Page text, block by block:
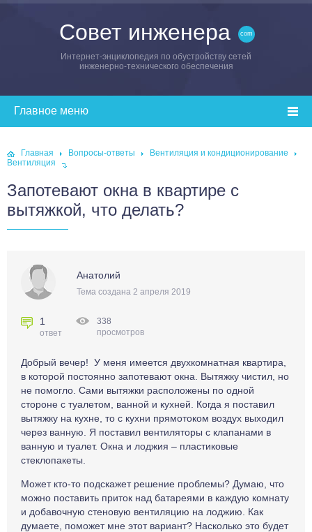
Совет инженера
Интернет-энциклопедия по обустройству сетей
инженерно-технического обеспечения
Главная Вопросы-ответы
Вентиляция и кондиционирование
Вентиляция
Запотевают окна в квартире с
вытяжкой, что делать?
Анатолий
Тема создана 2 апреля 2019
1
ответ
338
просмотров
Добрый вечер! У меня имеется двухкомнатная квартира,
в которой постоянно запотевают окна. Вытяжку чистил, но
не помогло. Сами вытяжки расположены по одной
стороне с туалетом, ванной и кухней. Когда я поставил
вытяжку на кухне, то с кухни прямотоком воздух выходил
через ванную. Я поставил вентиляторы с клапанами в
ванную и туалет. Окна и лоджия – пластиковые
стеклопакеты.
Может кто-то подскажет решение проблемы? Думаю, что
можно поставить приток над батареями в каждую комнату
и добавочную стеновую вентиляцию на лоджию. Как
думаете, поможет мне этот вариант? Насколько это будет